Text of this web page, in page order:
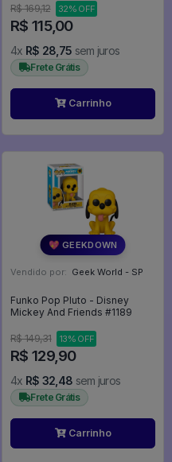
R$ 169,12 32% OFF
R$ 115,00
4x R$ 28,75 sem juros
Frete Grátis
Carrinho
💖 GEEKDOWN
Vendido por: Geek World - SP
Funko Pop Pluto - Disney
Mickey And Friends #1189
R$ 149,31 13% OFF
R$ 129,90
4x R$ 32,48 sem juros
Frete Grátis
Carrinho